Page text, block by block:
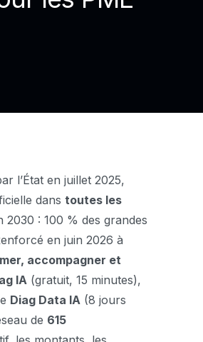
l’État en juillet 2025,
dans toutes les
: 100 % des grandes
en juin 2026 à
accompagner et
IA (gratuit, 15 minutes),
Diag Data IA (8 jours
de 615